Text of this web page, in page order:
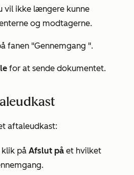
vil ikke længere kunne
og modtagerne.
fanen "Gennemgang ".
for at sende dokumentet.
aftaleudkast:
klik på Afslut på et hvilket
.